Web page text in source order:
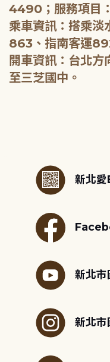
4490；服務項目
乘車資訊：搭乘
863、指南客運
開車資訊：台北方
至三芝國中。
新北
新北
新北市